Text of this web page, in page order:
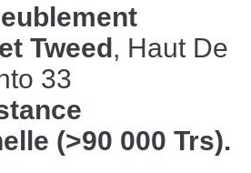
Tweed, Haut De
33
(>90 000 Trs).